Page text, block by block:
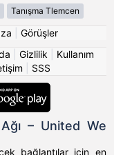
Tanışma Tlemcen
Görüşler
Gizlilik
Kullanım
SSS
– United We
bağlantılar için en